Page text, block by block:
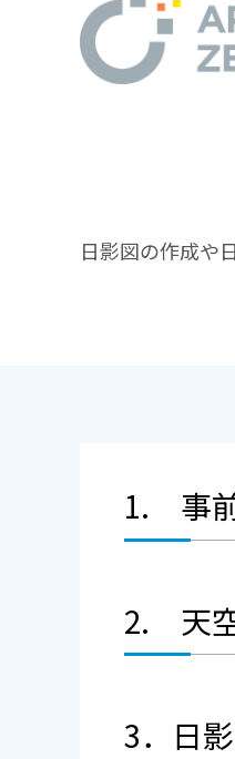
日影図の作成や
1. 事
2. 天
3．日